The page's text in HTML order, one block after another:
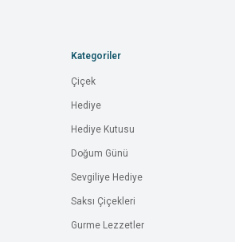
Kategoriler
Çiçek
Hediye
Hediye Kutusu
Doğum Günü
Sevgiliye Hediye
Saksı Çiçekleri
Gurme Lezzetler